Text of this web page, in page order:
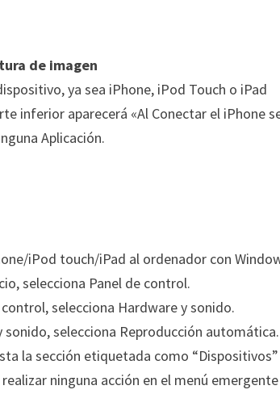
de imagen
ya sea iPhone, iPod Touch o iPad
inferior aparecerá «Al Conectar el iPhone
Aplicación.
iPod touch/iPad al ordenador con
selecciona Panel de control.
control, selecciona Hardware y sonido.
sonido, selecciona Reproducción automática.
la sección etiquetada como
ninguna acción en el menú